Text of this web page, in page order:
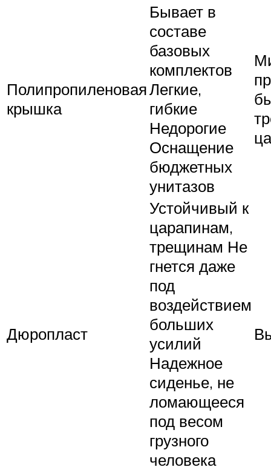
Полипропиленовая
крышка
Бывает в
составе
базовых
комплектов
Легкие,
гибкие
Недорогие
Оснащение
бюджетных
унитазов
Дюропласт
Устойчивый к
царапинам,
трещинам Не
гнется даже
под
воздействием
больших
усилий
Надежное
сиденье, не
ломающееся
под весом
грузного
человека